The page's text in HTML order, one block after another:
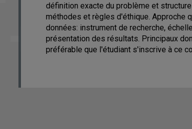
définition exacte du problème et
méthodes et règles d'éthique. Approche
données: instrument de recherche,
présentation des résultats. Principaux
préférable que l'étudiant s'inscrive à ce